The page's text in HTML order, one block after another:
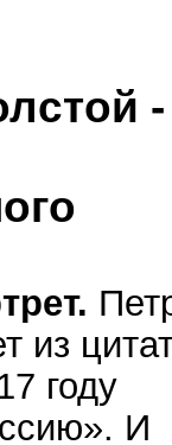
-
из
году
И